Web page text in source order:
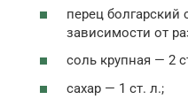
перец болгарский
зависимости от
соль крупная — 2
сахар — 1 ст. л.;